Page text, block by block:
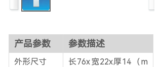
产品参数 参数描述
外形尺寸
长76x宽22x厚14（m